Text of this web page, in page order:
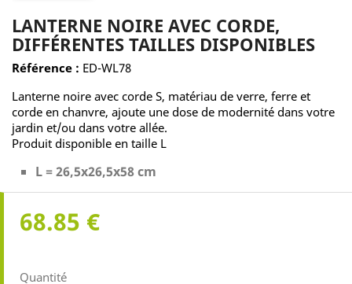
LANTERNE NOIRE AVEC CORDE,
DIFFÉRENTES TAILLES DISPONIBLES
Référence : ED-WL78
Lanterne noire avec corde S, matériau de verre, ferre et
corde en chanvre, ajoute une dose de modernité dans votre
jardin et/ou dans votre allée.
Produit disponible en taille L
L = 26,5x26,5x58 cm
68.85 €
Quantité